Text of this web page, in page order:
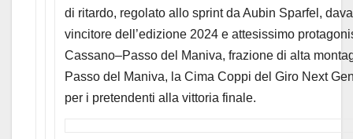
di ritardo, regolato allo sprint da Aubin Sparfel,
vincitore dell’edizione 2024 e attesissimo
Cassano–Passo del Maniva, frazione di alta
Passo del Maniva, la Cima Coppi del Giro Next
per i pretendenti alla vittoria finale.